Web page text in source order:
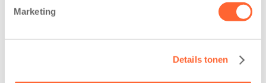
Marketing
Details tonen
de wijk Wiarda in
Leeuwarden Zuid.